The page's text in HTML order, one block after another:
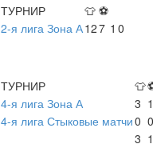
ТУРНИР 👕 ⚽
2-я лига Зона А127 1 0
ТУРНИР 👕
4-я лига Зона А 3 1
4-я лига Стыковые матчи0 0
3 1